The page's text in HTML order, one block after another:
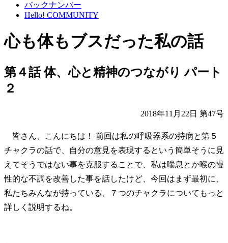
バックナンバー
Hello! COMMUNITY
心も体もブスだった私の話
第４話 体、心と精神のつながり パート
２
2018年11月22日 第47号
皆さん、こんにちは！ 前回は私の呼吸器系の持病と第５
チャクラの話で、自分の意見を表現するという簡単そうに見
えてそうではない事を克服することで、私は喘息とか喉の慢
性的な不調を改善した事を話したけど、今回はまず最初に、
私たちみんなが持っている、７つのチャクラについてもっと
詳しく説明するね。